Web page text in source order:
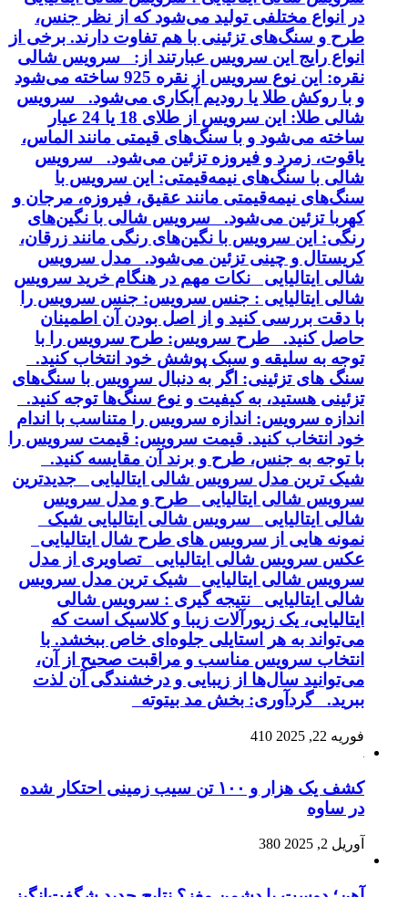
در انواع مختلفی تولید می‌شود که از نظر جنس،
طرح و سنگ‌های تزئینی با هم تفاوت دارند. برخی از
انواع رایج این سرویس عبارتند از: سرویس شالی
نقره: این نوع سرویس از نقره 925 ساخته می‌شود
و با روکش طلا یا رودیم آبکاری می‌شود. سرویس
شالی طلا: این سرویس از طلای 18 یا 24 عیار
ساخته می‌شود و با سنگ‌های قیمتی مانند الماس،
یاقوت، زمرد و فیروزه تزئین می‌شود. سرویس
شالی با سنگ‌های نیمه‌قیمتی: این سرویس با
سنگ‌های نیمه‌قیمتی مانند عقیق، فیروزه، مرجان و
کهربا تزئین می‌شود. سرویس شالی با نگین‌های
رنگی: این سرویس با نگین‌های رنگی مانند زرقان،
کریستال و چینی تزئین می‌شود. مدل سرویس
شالی ایتالیایی نکات مهم در هنگام خرید سرویس
شالی ایتالیایی : جنس سرویس: جنس سرویس را
با دقت بررسی کنید و از اصل بودن آن اطمینان
حاصل کنید. طرح سرویس: طرح سرویس را با
توجه به سلیقه و سبک پوشش خود انتخاب کنید.
سنگ های تزئینی: اگر به دنبال سرویس با سنگ‌های
تزئینی هستید، به کیفیت و نوع سنگ‌ها توجه کنید.
اندازه سرویس: اندازه سرویس را متناسب با اندام
خود انتخاب کنید. قیمت سرویس: قیمت سرویس را
با توجه به جنس، طرح و برند آن مقایسه کنید.
شیک ترین مدل سرویس شالی ایتالیایی جدیدترین
سرویس شالی ایتالیایی طرح و مدل سرویس
شالی ایتالیایی سرویس شالی ایتالیایی شیک
نمونه هایی از سرویس های طرح شال ایتالیایی
عکس سرویس شالی ایتالیایی تصاویری از مدل
سرویس شالی ایتالیایی شیک ترین مدل سرویس
شالی ایتالیایی نتیجه گیری : سرویس شالی
ایتالیایی، یک زیورآلات زیبا و کلاسیک است که
می‌تواند به هر استایلی جلوه‌ای خاص ببخشد. با
انتخاب سرویس مناسب و مراقبت صحیح از آن،
می‌توانید سال‌ها از زیبایی و درخشندگی آن لذت
ببرید. گردآوری: بخش مد بیتوته
فوریه 22, 2025 410
کشف یک هزار و ۱۰۰ تن سیب زمینی احتکار شده
در ساوه
آوریل 2, 2025 380